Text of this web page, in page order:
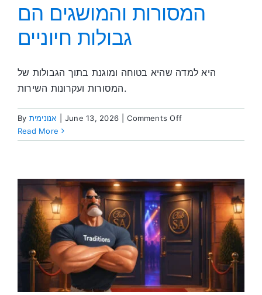
המסורות והמושגים הם
גבולות חיוניים
היא למדה שהיא בטוחה ומוגנת בתוך הגבולות של
המסורות ועקרונות השירות.
By אנונימית June 13, 2026 Comments Offon
והמושגים
חיוניים
Read More